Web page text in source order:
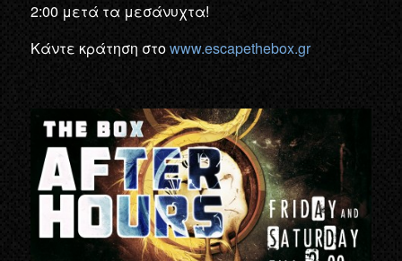
2:00 μετά τα μεσάνυχτα!
Κάντε κράτηση στοwww.escapethebox.gr